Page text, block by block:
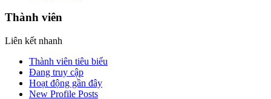
Thành viên
Liên kết nhanh
Thành viên tiêu biểu
Đang truy cập
Hoạt động gần đây
New Profile Posts